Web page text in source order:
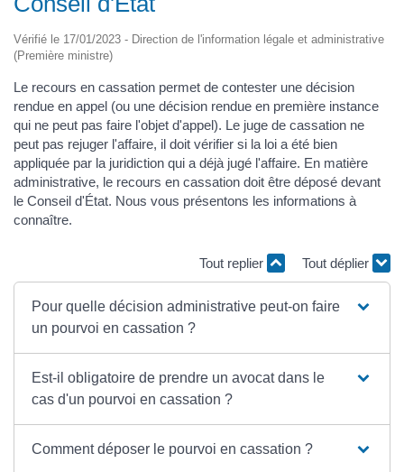
Vérifié le 17/01/2023 - Direction de l'information légale et administrative
(Première ministre)
Le recours en cassation permet de contester une décision
rendue en appel (ou une décision rendue en première instance
qui ne peut pas faire l'objet d'appel). Le juge de cassation ne
peut pas rejuger l'affaire, il doit vérifier si la loi a été bien
appliquée par la juridiction qui a déjà jugé l'affaire. En matière
administrative, le recours en cassation doit être déposé devant
le Conseil d'État. Nous vous présentons les informations à
connaître.
Tout replier Tout déplier
Pour quelle décision administrative peut-on faire
un pourvoi en cassation ?
Est-il obligatoire de prendre un avocat dans le
cas d'un pourvoi en cassation ?
Comment déposer le pourvoi en cassation ?